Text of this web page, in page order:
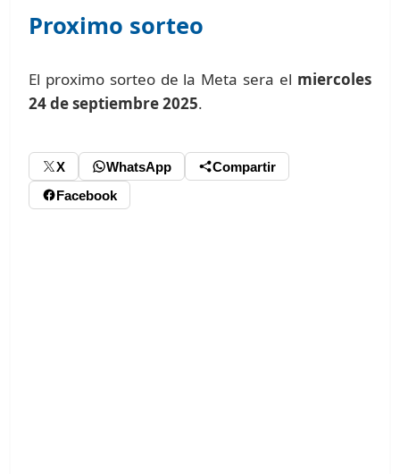
Proximo sorteo
El proximo sorteo de la Meta sera el miercoles
24 de septiembre 2025.
X WhatsApp
Compartir
Facebook